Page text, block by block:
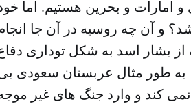
امارات و بحرین هستیم. اما
و آن چه روسیه در آن جا
بشار اسد به شکل توداری
به طور مثال عربستان سعودی
کند و وارد جنگ های غیر